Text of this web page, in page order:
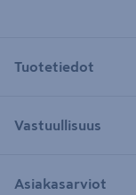
Tuotetiedot
Vastuullisuus
Asiakasarviot